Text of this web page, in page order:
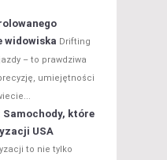
widowiska Drifting
– to prawdziwa
umiejętności
Samochody, które
USA
to nie tylko